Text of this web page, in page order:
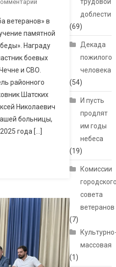
ветеранов» в
памятной
Награду
боевых
и СВО.
районного
Шатских
Николаевич
больницы,
года […]
трудовой
доблести
(69)
Декада
пожилого
человека
(54)
И пусть
продлят
им годы
небеса
(19)
Комиссии
совета
ветеранов
(7)
массовая
(1)